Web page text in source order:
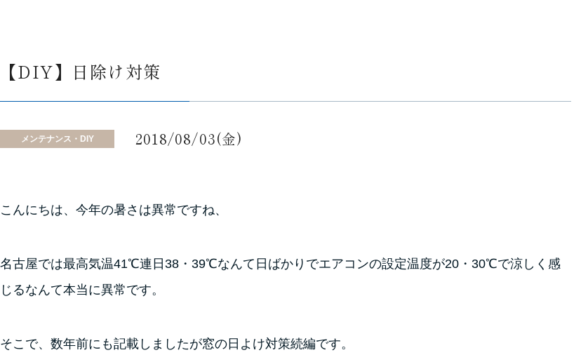
【DIY】日除け対策
メンテナンス・DIY 2018/08/03(金)
こんにちは、今年の暑さは異常ですね、
名古屋では最高気温41℃連日38・39℃なんて日ばかりでエアコンの設定温度が20・30℃で涼しく感
じるなんて本当に異常です。
そこで、数年前にも記載しましたが窓の日よけ対策続編です。